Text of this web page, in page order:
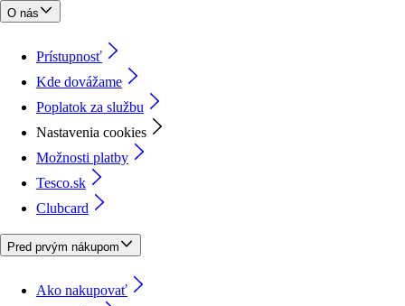
O nás
Prístupnosť
Kde dovážame
Poplatok za službu
Nastavenia cookies
Možnosti platby
Tesco.sk
Clubcard
Pred prvým nákupom
Ako nakupovať